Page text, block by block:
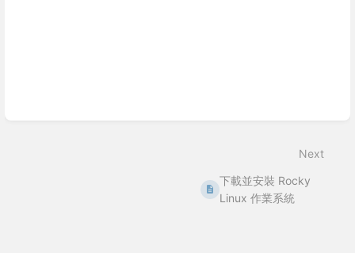
Next
下載並安裝 Rocky
Linux 作業系統